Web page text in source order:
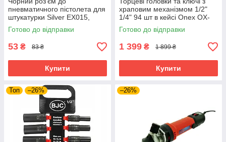
пневматичного пістолета для
штукатурки Silver EX015,
фітинг для підключення
повітря
Готово до відправки
53 ₴ 83 ₴
Купити
храповим механізмом 1/2"
1/4" 94 шт в кейсі Onex OX-
249M набір торцевих ключів
Готово до відправки
1 399 ₴ 1 899 ₴
Купити
Топ –26% –26%